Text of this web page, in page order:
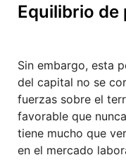
Equilibrio
Sin embargo, esta
del capital no se
fuerzas sobre el
favorable que
tiene mucho que
en el mercado